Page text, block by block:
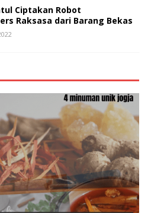
Ciptakan Robot
Raksasa dari Barang Bekas